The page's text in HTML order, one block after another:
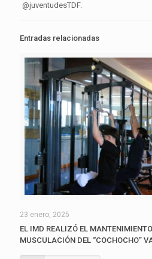
@juventudesTDF.
Entradas relacionadas
23 enero, 2025
EL IMD REALIZÓ EL
MUSCULACIÓN DEL “COCHOCHO”